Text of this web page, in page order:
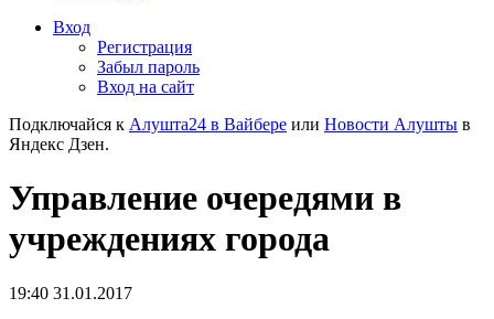
Вход
Регистрация
Забыл пароль
Вход на сайт
Подключайся к Алушта24 в Вайбере или Новости Алушты в
Яндекс Дзен.
Управление очередями в
учреждениях города
19:40 31.01.2017